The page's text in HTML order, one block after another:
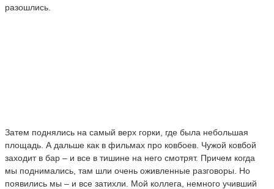
разошлись.
Затем поднялись на самый верх горки, где была небольшая
площадь. А дальше как в фильмах про ковбоев. Чужой ковбой
заходит в бар – и все в тишине на него смотрят. Причем когда
мы поднимались, там шли очень оживленные разговоры. Но
появились мы – и все затихли. Мой коллега, немного учивший